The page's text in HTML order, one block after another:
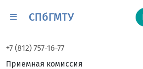
СПбГМТУ
+7 (812) 757-16-77
Приемная комиссия